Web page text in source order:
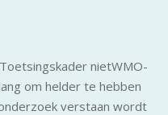
nietWMO-
om helder te hebben
verstaan wordt